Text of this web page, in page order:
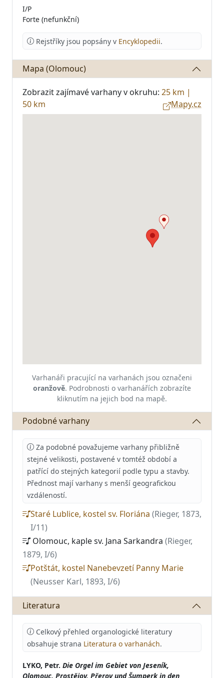
I/P
Forte (nefunkční)
Rejstříky jsou popsány v Encyklopedii.
Mapa (Olomouc)
Zobrazit zajímavé varhany v okruhu: 25 km |
50 km
Mapy.cz
Varhanáři pracující na varhanách jsou označeni
oranžově. Podrobnosti o varhanářích zobrazíte
kliknutím na jejich bod na mapě.
Podobné varhany
Za podobné považujeme varhany přibližně
stejné velikosti, postavené v tomtéž období a
patřící do stejných kategorií podle typu a stavby.
Přednost mají varhany s menší geografickou
vzdáleností.
Staré Lublice, kostel sv. Floriána (Rieger, 1873,
I/11)
Olomouc, kaple sv. Jana Sarkandra (Rieger,
1879, I/6)
Potštát, kostel Nanebevzetí Panny Marie
(Neusser Karl, 1893, I/6)
Literatura
Celkový přehled organologické literatury
obsahuje strana Literatura o varhanách.
LYKO, Petr. Die Orgel im Gebiet von Jeseník,
Olomouc, Prostějov, Přerov und Šumperk in den